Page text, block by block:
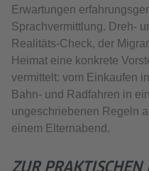
Erwartungen
Sprachvermittlung. Dreh-
Realitäts-Check, der
Heimat eine konkrete
vermittelt: vom Einkaufen
Bahn- und Radfahren in
ungeschriebenen Regeln
einem Elternabend.
ZUR